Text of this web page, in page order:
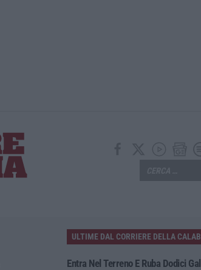
La spesa per i farmaci sfiora i 40 miliardi:
ULTIME DAL CORRIERE DELLA
Entra Nel Terreno E Ruba Dodici